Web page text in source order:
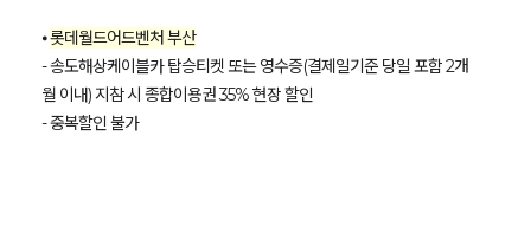
⦁롯데월드어드벤처 부산
- 송도해상케이블카 탑승티켓 또는 영수증(결제일기준 당일 포함 2개
월 이내) 지참 시 종합이용권 35% 현장 할인
- 중복할인 불가